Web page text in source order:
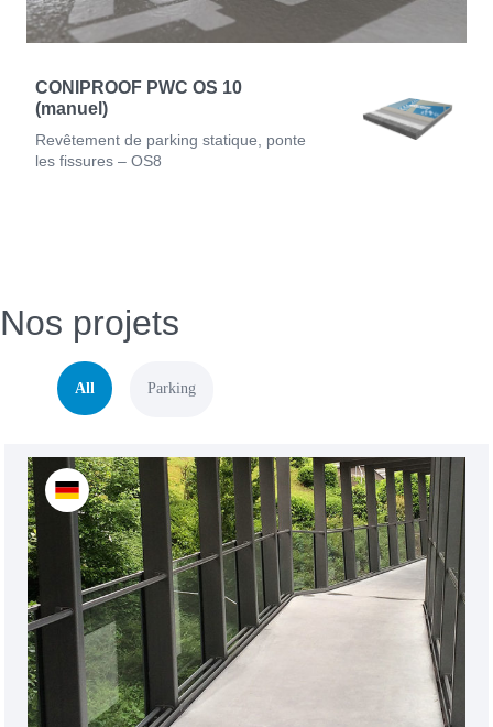
CONIPROOF PWC OS 10
(manuel)
Revêtement de parking statique, ponte
les fissures – OS8
Nos projets
All Parking